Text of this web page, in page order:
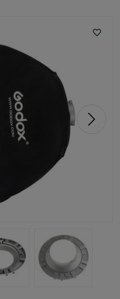
favorite_border